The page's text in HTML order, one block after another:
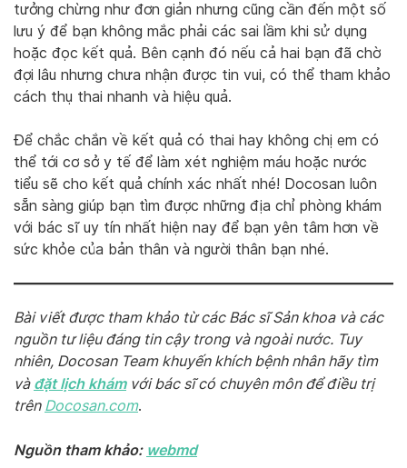
tưởng chừng như đơn giản nhưng cũng cần đến một số
lưu ý để bạn không mắc phải các sai lầm khi sử dụng
hoặc đọc kết quả. Bên cạnh đó nếu cả hai bạn đã chờ
đợi lâu nhưng chưa nhận được tin vui, có thể tham khảo
cách thụ thai nhanh và hiệu quả.
Để chắc chắn về kết quả có thai hay không chị em có
thể tới cơ sở y tế để làm xét nghiệm máu hoặc nước
tiểu sẽ cho kết quả chính xác nhất nhé! Docosan luôn
sẵn sàng giúp bạn tìm được những địa chỉ phòng khám
với bác sĩ uy tín nhất hiện nay để bạn yên tâm hơn về
sức khỏe của bản thân và người thân bạn nhé.
Bài viết được tham khảo từ các Bác sĩ Sản khoa và các
nguồn tư liệu đáng tin cậy trong và ngoài nước. Tuy
nhiên, Docosan Team khuyến khích bệnh nhân hãy tìm
và đặt lịch khámvới bác sĩ có chuyên môn để điều trị
trên Docosan.com.
Nguồn tham khảo: webmd